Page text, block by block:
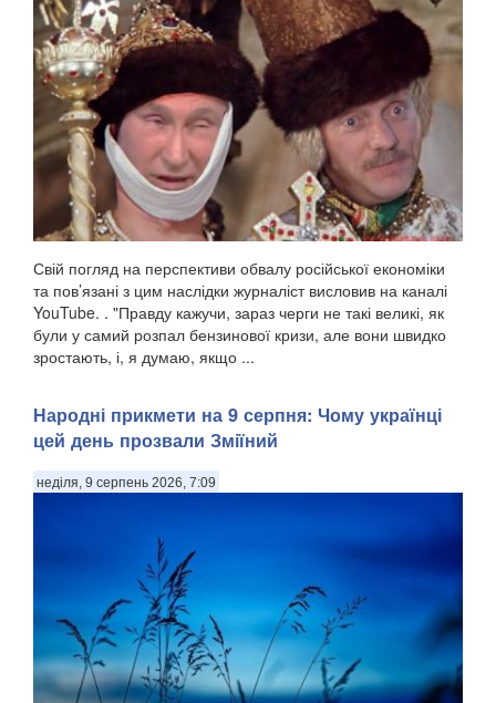
Свій погляд на перспективи обвалу російської економіки
та пов’язані з цим наслідки журналіст висловив на каналі
YouTube. . "Правду кажучи, зараз черги не такі великі, як
були у самий розпал бензинової кризи, але вони швидко
зростають, і, я думаю, якщо ...
Народні прикмети на 9 серпня: Чому українці
цей день прозвали Зміїний
неділя, 9 серпень 2026, 7:09